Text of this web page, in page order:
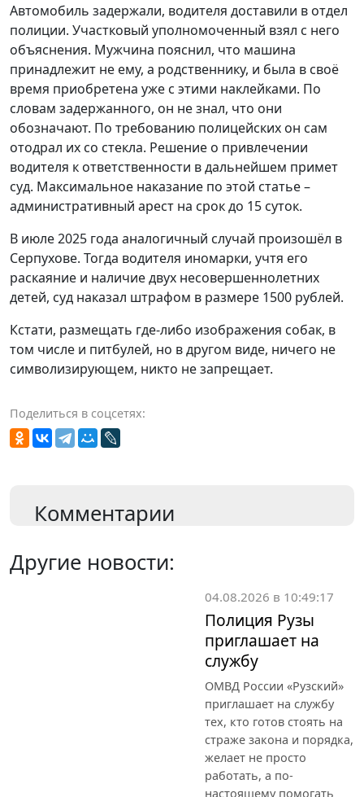
Автомобиль задержали, водителя доставили в отдел
полиции. Участковый уполномоченный взял с него
объяснения. Мужчина пояснил, что машина
принадлежит не ему, а родственнику, и была в своё
время приобретена уже с этими наклейками. По
словам задержанного, он не знал, что они
обозначают. По требованию полицейских он сам
отодрал их со стекла. Решение о привлечении
водителя к ответственности в дальнейшем примет
суд. Максимальное наказание по этой статье –
административный арест на срок до 15 суток.
В июле 2025 года аналогичный случай произошёл в
Серпухове. Тогда водителя иномарки, учтя его
раскаяние и наличие двух несовершеннолетних
детей, суд наказал штрафом в размере 1500 рублей.
Кстати, размещать где-либо изображения собак, в
том числе и питбулей, но в другом виде, ничего не
символизирующем, никто не запрещает.
Поделиться в соцсетях:
Комментарии
Другие новости:
04.08.2026 в 10:49:17
Полиция Рузы
приглашает на
службу
ОМВД России «Рузский»
приглашает на службу
тех, кто готов стоять на
страже закона и порядка,
желает не просто
работать, а по-
настоящему помогать